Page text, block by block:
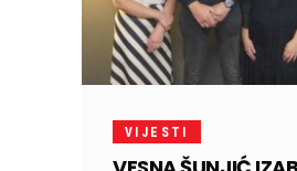
VIJESTI